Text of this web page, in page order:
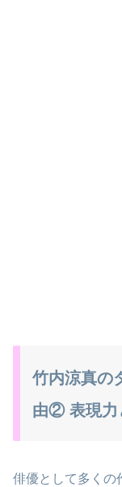
竹内涼真の
由② 表現力
俳優として多くの